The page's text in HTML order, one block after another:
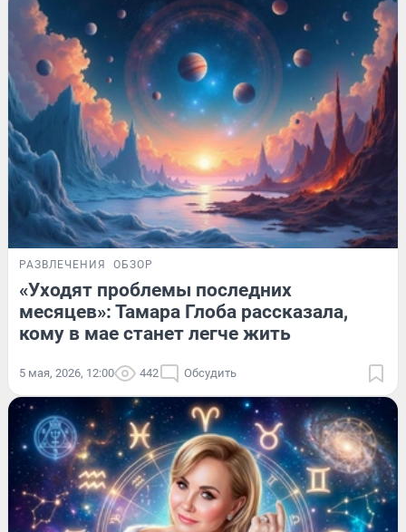
РАЗВЛЕЧЕНИЯ ОБЗОР
«Уходят проблемы последних
месяцев»: Тамара Глоба рассказала,
кому в мае станет легче жить
5 мая, 2026, 12:00 442 Обсудить